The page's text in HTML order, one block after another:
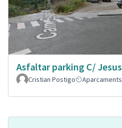
Asfaltar parking C/ Jesus
Cristian Postigo
Aparcaments